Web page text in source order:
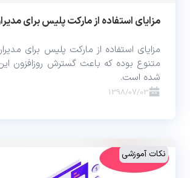
مزایای استفاده از مارکت پلیس برای
مزایای استفاده از مارکت پلیس برای
متنوع بوده که باعث گسترش روزافزون این
شده است.
1398/07/03
نکات آموزشی